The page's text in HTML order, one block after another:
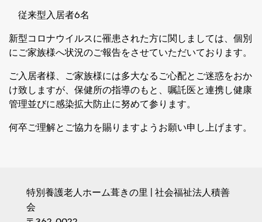
従来型入居者6名
新型コロナウイルスに罹患された方に関しましては、個別
にご家族様へ状況のご報告をさせていただいております。
ご入居者様、ご家族様には多大なるご心配とご迷惑をおか
け致しますが、保健所の指導のもと、嘱託医と連携し健康
管理並びに感染拡大防止に努めて参ります。
何卒ご理解とご協力を賜りますようお願い申し上げます。
特別養護老人ホーム葺きの里 | 社会福祉法人積善
会